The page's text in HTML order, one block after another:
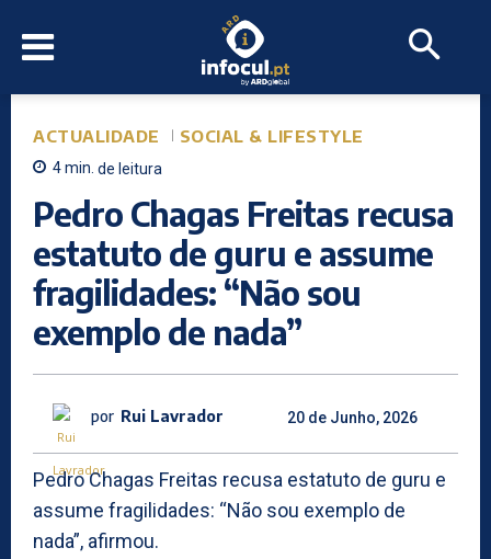
ACTUALIDADE SOCIAL & LIFESTYLE
4min. de leitura
Pedro Chagas Freitas recusa
estatuto de guru e assume
fragilidades: “Não sou
exemplo de nada”
por Rui Lavrador 20 de Junho, 2026
Pedro Chagas Freitas recusa estatuto de guru e
assume fragilidades: “Não sou exemplo de
nada”, afirmou.